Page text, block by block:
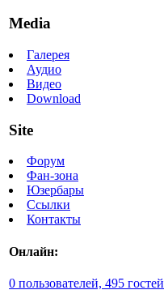
Media
Галерея
Аудио
Видео
Download
Site
Форум
Фан-зона
Юзербары
Ссылки
Контакты
Онлайн:
0 пользователей, 495 гостей